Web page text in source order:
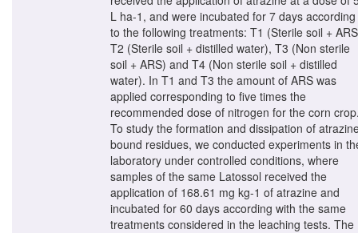
L ha-1, and were incubated for 7 days according
to the following treatments: T1 (Sterile soil +
T2 (Sterile soil + distilled water), T3 (Non sterile
soil + ARS) and T4 (Non sterile soil + distilled
water). In T1 and T3 the amount of ARS was
applied corresponding to five times the
recommended dose of nitrogen for the corn
To study the formation and dissipation of
bound residues, we conducted experiments in
laboratory under controlled conditions, where
samples of the same Latossol received the
application of 168.61 mg kg-1 of atrazine and
incubated for 60 days according with the same
treatments considered in the leaching tests. The